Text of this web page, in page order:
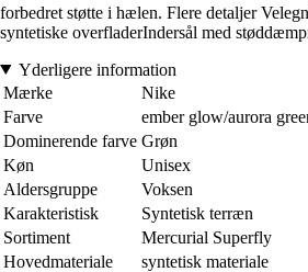
forbedret støtte i hælen. Flere detaljer
syntetiske overfladerIndersål med
Yderligere information
Mærke
Nike
Farve
ember glow/aurora
Dominerende farve Grøn
Køn
Unisex
Aldersgruppe
Voksen
Karakteristisk
Syntetisk terræn
Sortiment
Mercurial Superfly
Hovedmateriale
syntetisk materiale